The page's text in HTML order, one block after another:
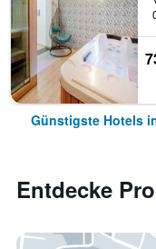
Günstigste Hotels
Entdecke